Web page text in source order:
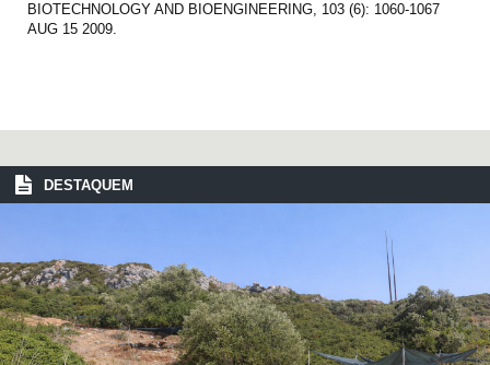
BIOTECHNOLOGY AND BIOENGINEERING, 103 (6): 1060-1067
AUG 15 2009.
DESTAQUEM